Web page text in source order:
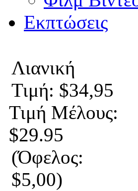
Εκπτώσεις
Λιανική
Τιμή: $34,95
Τιμή Μέλους:
$29.95
(Όφελος:
$5,00)